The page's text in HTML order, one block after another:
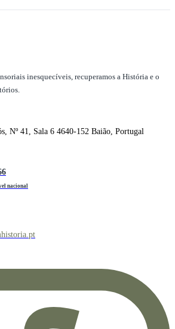
inesquecíveis, recuperamos a História e o
Nº 41, Sala 6 4640-152 Baião, Portugal
nacional